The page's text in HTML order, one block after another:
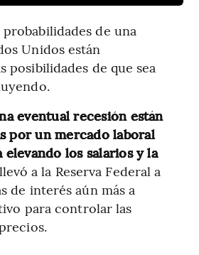
de una
Unidos están
posibilidades de que sea
eventual recesión están
por un mercado laboral
elevando los salarios y la
a la Reserva Federal a
de interés aún más a
para controlar las